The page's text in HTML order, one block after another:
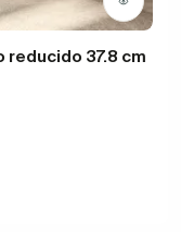
reducido 37.8 cm